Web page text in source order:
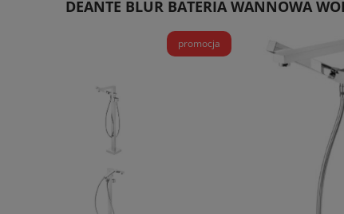
DEANTE BLUR BATERIA WANNOWA
promocja